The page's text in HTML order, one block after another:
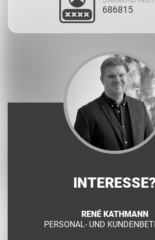
686815
RENÉ KATHMANN
PERSONAL- UND